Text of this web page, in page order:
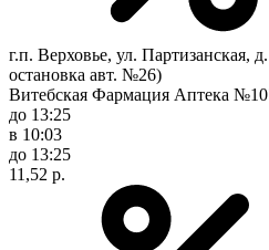
г.п. Верховье, ул. Партизанская,
остановка авт. №26)
Витебская Фармация Аптека
до 13:25
в 10:03
до 13:25
11,52 р.